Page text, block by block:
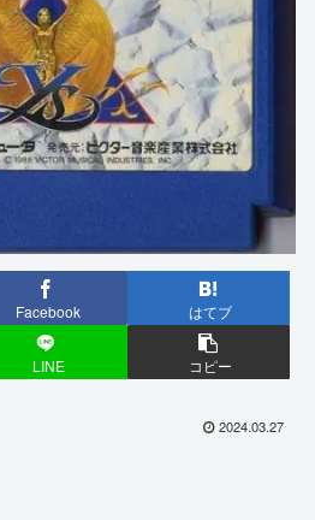
Facebook はてブ
LINE コピー
2024.03.27